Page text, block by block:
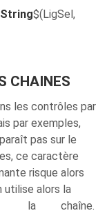
String$(LigSel,
CHAINES
les contrôles par
par exemples,
pas sur le
ce caractère
risque alors
utilise alors la
la chaîne.